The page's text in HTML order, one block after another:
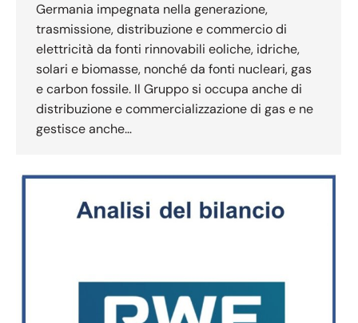
Germania impegnata nella generazione,
trasmissione, distribuzione e commercio di
elettricità da fonti rinnovabili eoliche, idriche,
solari e biomasse, nonché da fonti nucleari, gas
e carbon fossile. Il Gruppo si occupa anche di
distribuzione e commercializzazione di gas e ne
gestisce anche…